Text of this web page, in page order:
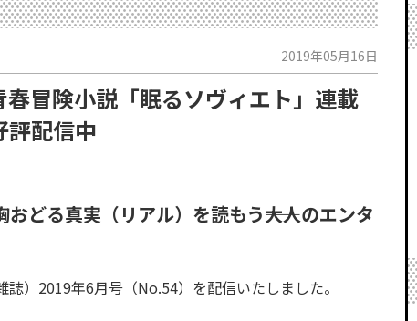
2019年05月16日
冒険小説「眠るソヴィエト」連載
評配信中
どる真実（リアル）を読もう――大人のエンタ
）2019年6月号（No.54）を配信いたしました。